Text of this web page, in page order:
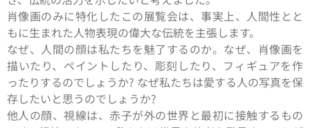
肖像画のみに特化したこの展覧会は、事実上、人間性とと
もに生まれた人物表現の偉大な伝統を主張します。
なぜ、人間の顔は私たちを魅了するのか。なぜ、肖像画を
描いたり、ペイントしたり、彫刻したり、フィギュアを作
ったりするのでしょうか? なぜ私たちは愛する人の写真を保
存したいと思うのでしょうか?
他人の顔、視線は、赤子が外の世界と最初に接触するもの